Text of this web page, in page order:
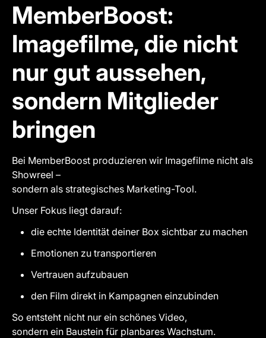
MemberBoost:
Imagefilme, die nicht
nur gut aussehen,
sondern Mitglieder
bringen
Bei MemberBoost produzieren wir Imagefilme nicht als
Showreel –
sondern als strategisches Marketing-Tool.
Unser Fokus liegt darauf:
die echte Identität deiner Box sichtbar zu machen
Emotionen zu transportieren
Vertrauen aufzubauen
den Film direkt in Kampagnen einzubinden
So entsteht nicht nur ein schönes Video,
sondern ein Baustein für planbares Wachstum.